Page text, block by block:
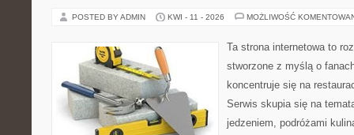
POSTED BY ADMIN KWI - 11 - 2026 MOŻLIWOŚĆ
Ta strona internetowa to
stworzone z myślą o
koncentruje się na
Serwis skupia się na
jedzeniem, podróżami